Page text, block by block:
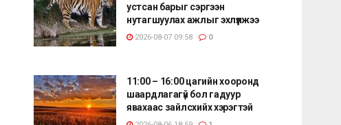
устсан барыг сэргээн
нутагшуулах ажлыг эхлүүлжээ
2026-08-07 09:58 0
11:00 – 16:00 цагийн хооронд
шаардлагагүй бол гадуур
явахаас зайлсхийх хэрэгтэй